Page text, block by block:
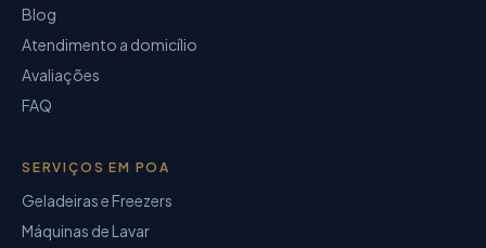
Blog
Atendimento a domicílio
Avaliações
FAQ
SERVIÇOS EM POA
Geladeiras e Freezers
Máquinas de Lavar